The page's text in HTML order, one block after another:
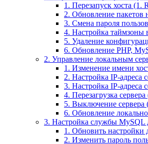
1. Перезапуск хоста (1.
2. Обновление пакетов
3. Смена пароля
4. Настройка таймзоны
5. Удаление
6. Обновление PHP,
2. Управление локальным
1. Изменение имени
2. Настройка IP-адреса
3. Настройка IP-адреса
4. Перезагрузка
5. Выключение сервера
6. Обновление
3. Настройка службы MySQL
1. Обновить настройки
2. Изменить пароль